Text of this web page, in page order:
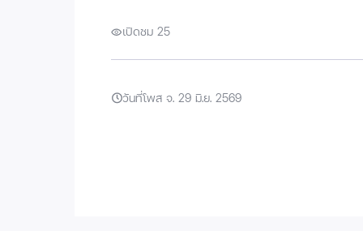
เปิดชม 25
วันที่โพส จ. 29 มิ.ย. 2569